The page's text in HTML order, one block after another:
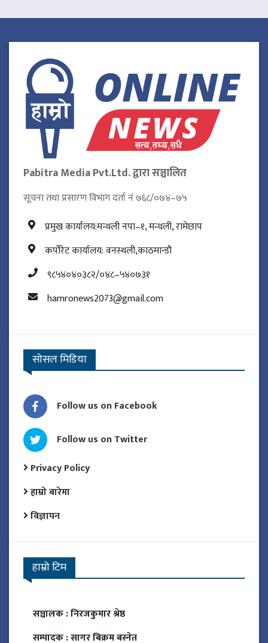
Pabitra Media Pvt.Ltd. द्वारा सञ्चालित
सूचना तथा प्रसारण विभाग दर्ता नं ७६८/०७४–७५
प्रमुख कार्यालय:मन्थली नपा–१, मन्थली, रामेछाप
कर्पोरेट कार्यालय: वनस्थली,काठमान्डौ
९८५४०४०३८२/०४८–५४०७३१
hamronews2073@gmail.com
सोसल मिडिया
Follow us on Facebook
Follow us on Twitter
Privacy Policy
हाम्रो बारेमा
विज्ञापन
हाम्रो टिम
सञ्चालक :निरजकुमार श्रेष्ठ
सम्पादक :सागर बिक्रम बस्नेत